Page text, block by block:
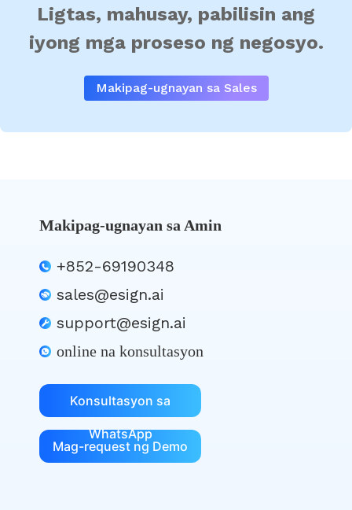
Ligtas, mahusay, pabilisin ang
iyong mga proseso ng negosyo.
Makipag-ugnayan sa Sales
Makipag-ugnayan sa Amin
+852-69190348
sales@esign.ai
support@esign.ai
online na konsultasyon
Konsultasyon sa
WhatsApp
Mag-request ng Demo